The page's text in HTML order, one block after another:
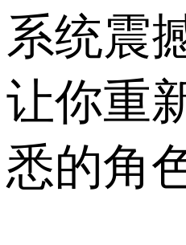
系统震
让你重
悉的角